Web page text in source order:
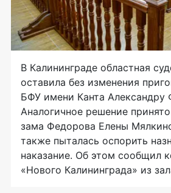
В Калининграде областная
оставила без изменения
БФУ имени Канта Александру
Аналогичное решение
зама Федорова Елены
также пыталась оспорить
наказание. Об этом сообщил
«Нового Калининграда» из